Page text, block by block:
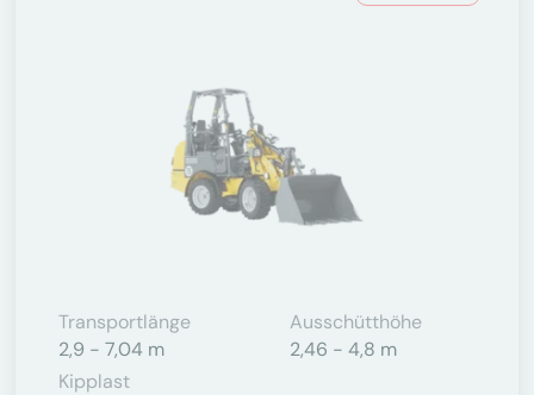
Transportlänge
2,9 - 7,04 m
Ausschütthöhe
2,46 - 4,8 m
Kipplast